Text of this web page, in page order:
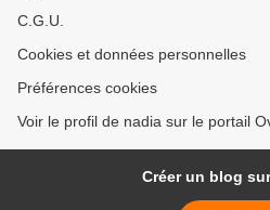
C.G.U.
Cookies et données personnelles
Préférences cookies
Voir le profil de nadia sur le portail
Créer un blog